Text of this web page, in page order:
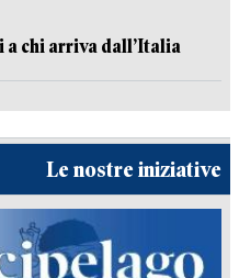
a chi arriva dall’Italia
Le nostre iniziative